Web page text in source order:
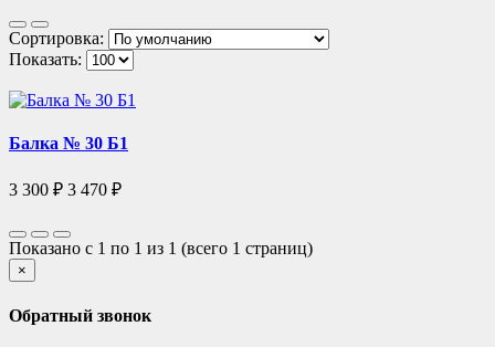
Сортировка:
Показать:
Балка № 30 Б1
3 300 ₽ 3 470 ₽
Показано с 1 по 1 из 1 (всего 1 страниц)
×
Обратный звонок